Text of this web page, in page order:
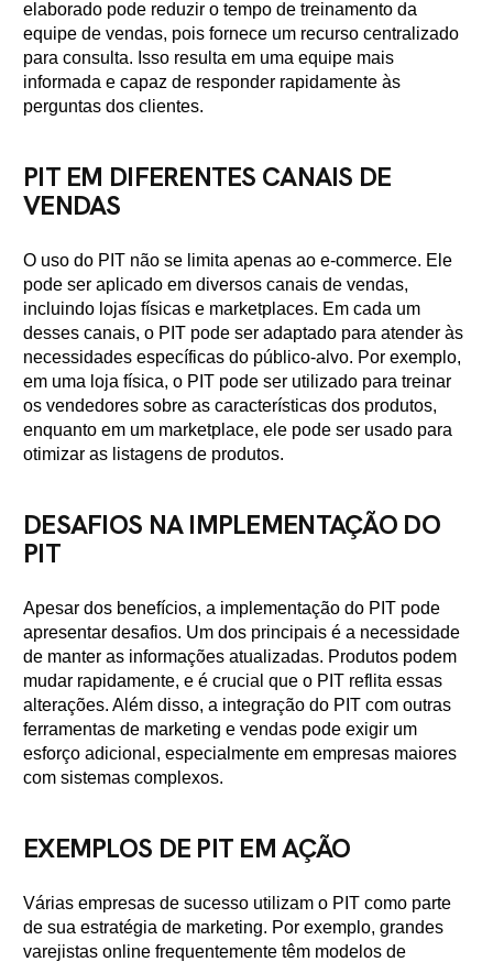
elaborado pode reduzir o tempo de treinamento da
equipe de vendas, pois fornece um recurso centralizado
para consulta. Isso resulta em uma equipe mais
informada e capaz de responder rapidamente às
perguntas dos clientes.
PIT EM DIFERENTES CANAIS DE
VENDAS
O uso do PIT não se limita apenas ao e-commerce. Ele
pode ser aplicado em diversos canais de vendas,
incluindo lojas físicas e marketplaces. Em cada um
desses canais, o PIT pode ser adaptado para atender às
necessidades específicas do público-alvo. Por exemplo,
em uma loja física, o PIT pode ser utilizado para treinar
os vendedores sobre as características dos produtos,
enquanto em um marketplace, ele pode ser usado para
otimizar as listagens de produtos.
DESAFIOS NA IMPLEMENTAÇÃO DO
PIT
Apesar dos benefícios, a implementação do PIT pode
apresentar desafios. Um dos principais é a necessidade
de manter as informações atualizadas. Produtos podem
mudar rapidamente, e é crucial que o PIT reflita essas
alterações. Além disso, a integração do PIT com outras
ferramentas de marketing e vendas pode exigir um
esforço adicional, especialmente em empresas maiores
com sistemas complexos.
EXEMPLOS DE PIT EM AÇÃO
Várias empresas de sucesso utilizam o PIT como parte
de sua estratégia de marketing. Por exemplo, grandes
varejistas online frequentemente têm modelos de